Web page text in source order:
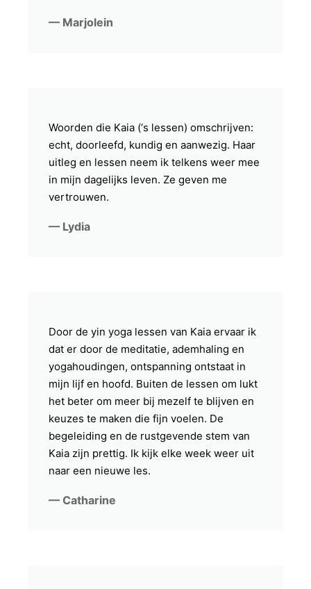
— Marjolein
Woorden die Kaia (‘s lessen) omschrijven:
echt, doorleefd, kundig en aanwezig. Haar
uitleg en lessen neem ik telkens weer mee
in mijn dagelijks leven. Ze geven me
vertrouwen.
— Lydia
Door de yin yoga lessen van Kaia ervaar ik
dat er door de meditatie, ademhaling en
yogahoudingen, ontspanning ontstaat in
mijn lijf en hoofd. Buiten de lessen om lukt
het beter om meer bij mezelf te blijven en
keuzes te maken die fijn voelen. De
begeleiding en de rustgevende stem van
Kaia zijn prettig. Ik kijk elke week weer uit
naar een nieuwe les.
— Catharine